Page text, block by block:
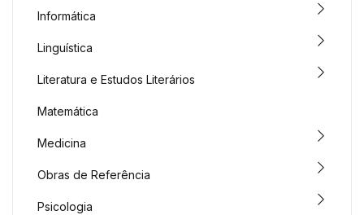
Informática
Linguística
Literatura e Estudos Literários
Matemática
Medicina
Obras de Referência
Psicologia